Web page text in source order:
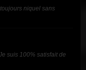
niquel sans
suis 100% satisfait de